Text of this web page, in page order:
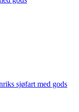
sjøfart med gods